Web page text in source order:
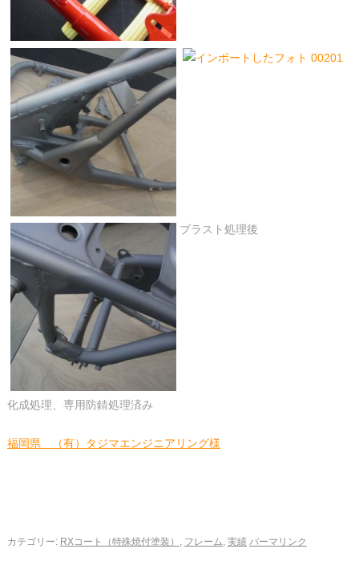
ブラスト処理後
化成処理、専用防錆処理済み
福岡県 （有）タジマエンジニアリング様
カテゴリー: RXコート（特殊焼付塗装） フレーム 実績 パーマリンク